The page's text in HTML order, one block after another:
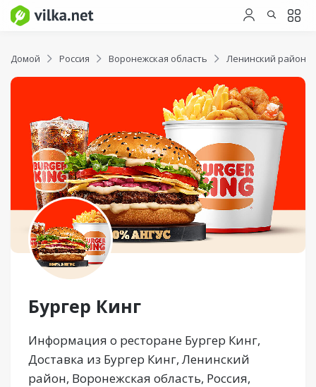
Домой Россия Воронежская область Ленинский район
Бургер Кинг
Информация о ресторане Бургер Кинг,
Доставка из Бургер Кинг, Ленинский
район, Воронежская область, Россия,